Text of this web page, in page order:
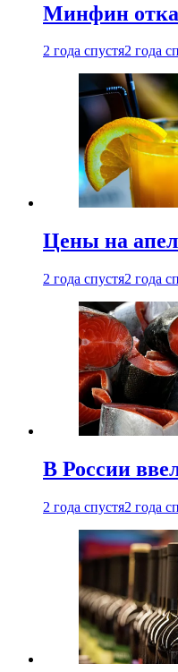
Минфин
2 года спустя2 года
Цены на
2 года спустя2 года
В России
2 года спустя2 года